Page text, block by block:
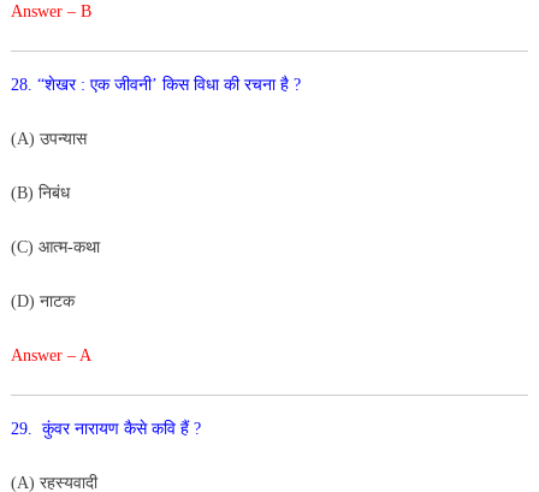
Answer – B
28. “शेखर : एक जीवनी’ किस विधा की रचना है ?
(A) उपन्यास
(B) निबंध
(C) आत्म-कथा
(D) नाटक
Answer – A
29. कुंवर नारायण कैसे कवि हैं ?
(A) रहस्यवादी